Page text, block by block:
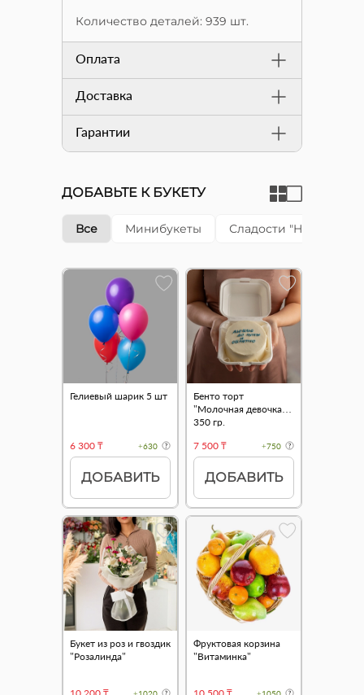
Количество деталей: 939 шт.
Оплата
Доставка
Гарантии
ДОБАВЬТЕ К БУКЕТУ
Все Минибукеты Сладости "Happy cake"
Гелиевый шарик 5 шт
6 300 ₸ +630
ДОБАВИТЬ
Бенто торт
"Молочная девочка"
350 гр.
7 500 ₸
+750
ДОБАВИТЬ
Букет из роз и гвоздик
"Розалинда"
+1020
Фруктовая корзина
"Витаминка"
+1050